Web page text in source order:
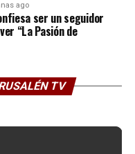
ago
ser un seguidor
“La Pasión de
TV